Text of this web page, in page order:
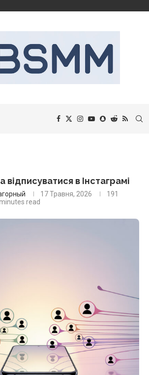
відписуватися в Інстаграмі
17 Травня, 2026
191
read